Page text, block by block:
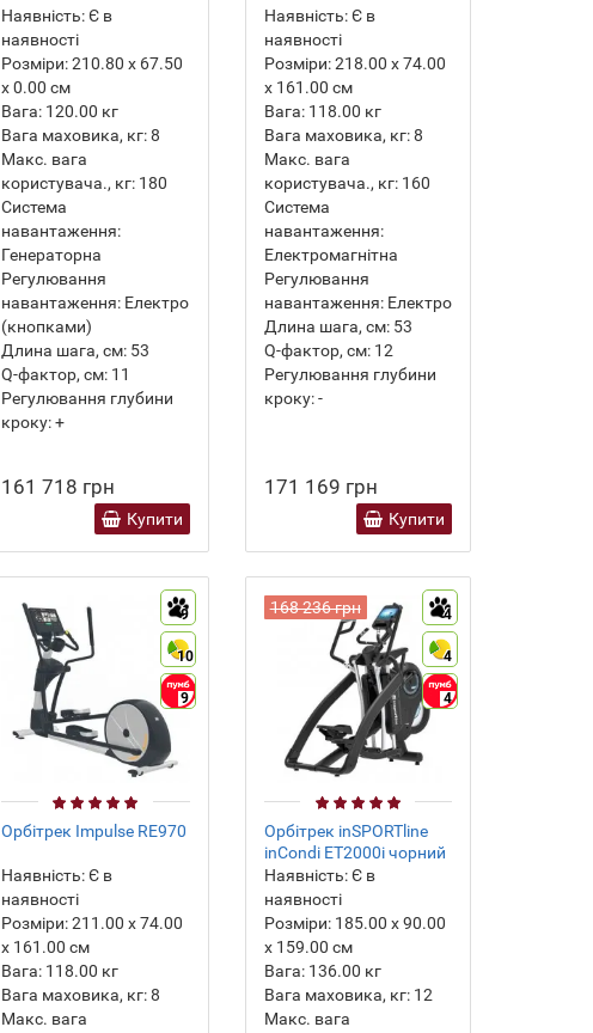
Наявність:Є в
наявності
Розміри:210.80 х 67.50
х 0.00 см
Вага: 120.00 кг
Вага маховика, кг:8
Макс. вага
користувача., кг: 180
Система
навантаження:
Генераторна
Регулювання
навантаження: Електро
(кнопками)
Длина шага, см: 53
Q-фактор, см: 11
Регулювання глубини
кроку:+
161 718 грн
Купити
Наявність:Є в
наявності
Розміри:218.00 х 74.00
х 161.00 см
Вага: 118.00 кг
Вага маховика, кг:8
Макс. вага
користувача., кг:160
Система
навантаження:
Електромагнітна
Регулювання
навантаження:Електро
Длина шага, см:53
Q-фактор, см:12
Регулювання глубини
кроку:-
171 169 грн
Купити
9
10
9
Орбітрек Impulse RE970
Наявність:Є в
наявності
Розміри:211.00 х 74.00
х 161.00 см
Вага: 118.00 кг
Вага маховика, кг:8
Макс. вага
4
4
4
168 236 грн
Орбітрек inSPORTline
inCondi ET2000i чорний
Наявність:Є в
наявності
Розміри:185.00 х 90.00
х 159.00 см
Вага: 136.00 кг
Вага маховика, кг:12
Макс. вага